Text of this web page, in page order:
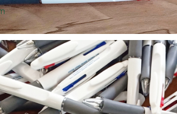
Bình thủy tinh lọc trà -
khách hàng div
Liên hệ